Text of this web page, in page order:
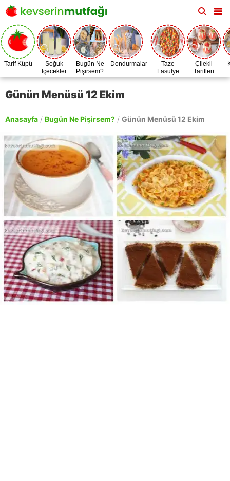
Tarif Küpü
Soğuk
İçecekler
Bugün Ne
Pişirsem?
Dondurmalar
Taze
Fasulye
Zamanı
Çilekli
Tarifleri
Günün Menüsü 12 Ekim
Anasayfa / Bugün Ne Pişirsem? / Günün Menüsü 12 Ekim